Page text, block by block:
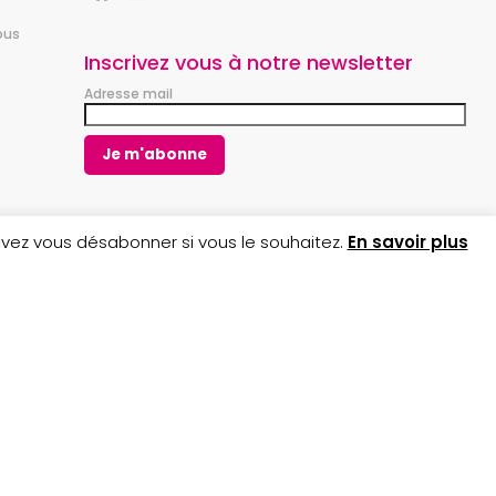
e
b
o
k
t
a
g
a
m
Inscrivez vous à notre newsletter
Adresse mail
vous désabonner si vous le souhaitez. En savoir plus